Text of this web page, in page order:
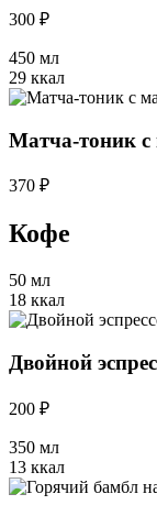
300 ₽
450 мл
29 ккал
Матча-тоник с
370 ₽
Кофе
50 мл
18 ккал
Двойной
200 ₽
350 мл
13 ккал